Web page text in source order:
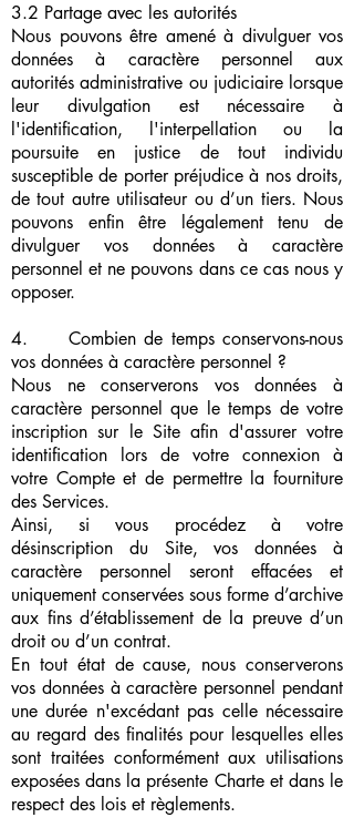
3.2 Partage avec les autorités
Nous pouvons être amené à divulguer vos
données à caractère personnel aux
autorités administrative ou judiciaire lorsque
leur divulgation est nécessaire à
l'identification, l'interpellation ou la
poursuite en justice de tout individu
susceptible de porter préjudice à nos droits,
de tout autre utilisateur ou d’un tiers. Nous
pouvons enfin être légalement tenu de
divulguer vos données à caractère
personnel et ne pouvons dans ce cas nous y
opposer.
4. Combien de temps conservons-nous
vos données à caractère personnel ?
Nous ne conserverons vos données à
caractère personnel que le temps de votre
inscription sur le Site afin d'assurer votre
identification lors de votre connexion à
votre Compte et de permettre la fourniture
des Services.
Ainsi, si vous procédez à votre
désinscription du Site, vos données à
caractère personnel seront effacées et
uniquement conservées sous forme d’archive
aux fins d’établissement de la preuve d’un
droit ou d’un contrat.
En tout état de cause, nous conserverons
vos données à caractère personnel pendant
une durée n'excédant pas celle nécessaire
au regard des finalités pour lesquelles elles
sont traitées conformément aux utilisations
exposées dans la présente Charte et dans le
respect des lois et règlements.